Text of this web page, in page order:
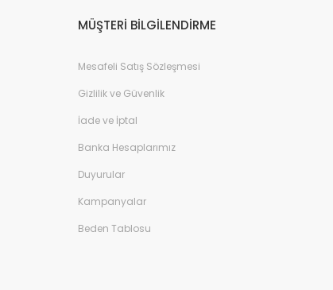
MÜŞTERİ BİLGİLENDİRME
Mesafeli Satış Sözleşmesi
Gizlilik ve Güvenlik
İade ve İptal
Banka Hesaplarımız
Duyurular
Kampanyalar
Beden Tablosu